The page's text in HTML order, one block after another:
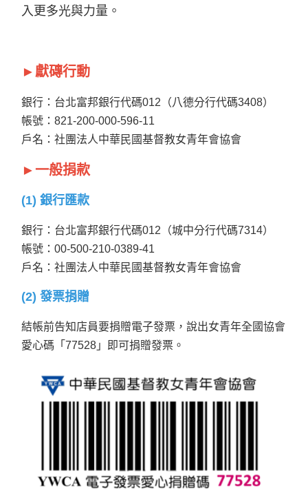
入更多光與力量。
►獻磚行動
銀行：台北富邦銀行代碼012（八德分行代碼3408）
帳號：821-200-000-596-11
戶名：社團法人中華民國基督教女青年會協會
►一般捐款
(1) 銀行匯款
銀行：台北富邦銀行代碼012（城中分行代碼7314）
帳號：00-500-210-0389-41
戶名：社團法人中華民國基督教女青年會協會
(2) 發票捐贈
結帳前告知店員要捐贈電子發票，說出女青年全國協會
愛心碼「77528」即可捐贈發票。